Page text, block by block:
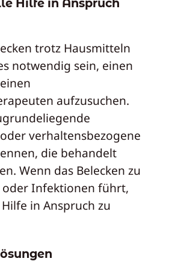
trotz Hausmitteln
notwendig sein, einen
aufzusuchen.
verhaltensbezogene
die behandelt
Wenn das Belecken zu
Infektionen führt,
in Anspruch zu